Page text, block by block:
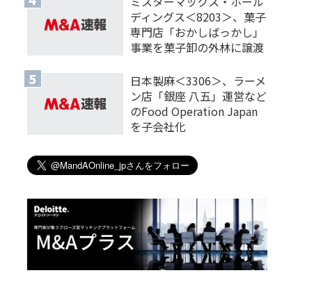
ディングス＜8203＞、菓子
専門店「おかしばっかし」
事業を菓子卸の外林に譲渡
日本製麻＜3306＞、ラーメ
ン店「銀座 八五」運営など
のFood Operation Japan
を子会社化